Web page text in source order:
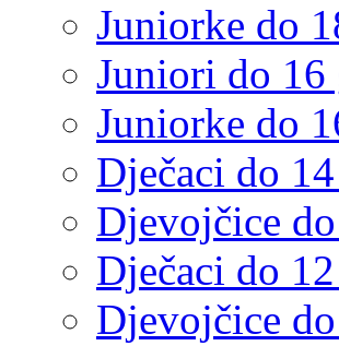
Juniorke do
Juniori do 16
Juniorke do
Dječaci do
Djevojčice
Dječaci do
Djevojčice